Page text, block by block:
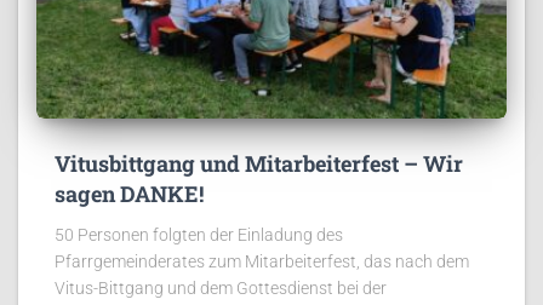
Vitusbittgang und Mitarbeiterfest – Wir
sagen DANKE!
50 Personen folgten der Einladung des
Pfarrgemeinderates zum Mitarbeiterfest, das nach dem
Vitus-Bittgang und dem Gottesdienst bei der